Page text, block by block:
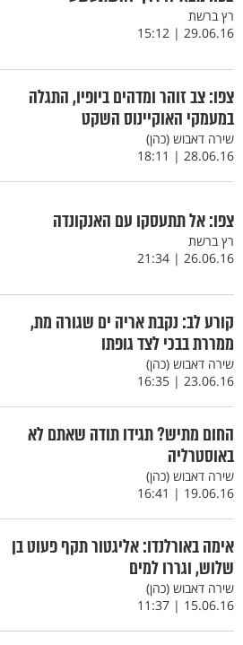
רץ ברשת
29.06.16 | 15:12
צפו: צב זוהר ומדהים ביופיו, התגלה
במעמקי האוקיינוס השקט
שירה דאבוש (כהן)
28.06.16 | 18:11
צפו: אל תתעסקו עם האנקונדה
רץ ברשת
26.06.16 | 21:34
קורע לב: נקבת אריה ים שגורה מת,
ממררת בבכי לצד גופתו
שירה דאבוש (כהן)
23.06.16 | 16:35
החום מתיש? תגידו תודה שאתם לא
באוסטרליה
שירה דאבוש (כהן)
19.06.16 | 16:41
אימה באורלנדו: אליגטור תקף פעוט בן
שלוש, וגררו למים
שירה דאבוש (כהן)
15.06.16 | 11:37